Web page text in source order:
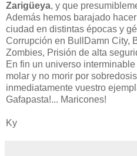
Zarigüeya, y que
Además hemos barajado
ciudad en distintas épocas y
Corrupción en BullDamn City,
Zombies, Prisión de alta
En fin un universo
molar y no morir por
inmediatamente vuestro
Gafapasta!... Maricones!
Ky